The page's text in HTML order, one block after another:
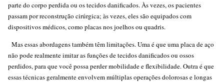
parte do corpo perdida ou os tecidos danificados. Às vezes, os pacientes
passam por reconstrução cirúrgica; às vezes, eles são equipados com
dispositivos médicos, como placas nos joelhos ou quadris.
Mas essas abordagens também têm limitações. Uma é que uma placa de aço
não pode realmente imitar as funções de tecidos danificados ou ossos
perdidos, para que você possa perder mobilidade e flexibilidade. Outra é que
essas técnicas geralmente envolvem múltiplas operações dolorosas e longas